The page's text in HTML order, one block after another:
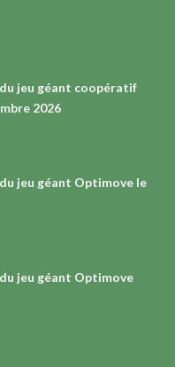
jeu géant coopératif
2026
jeu géant Optimove le
jeu géant Optimove